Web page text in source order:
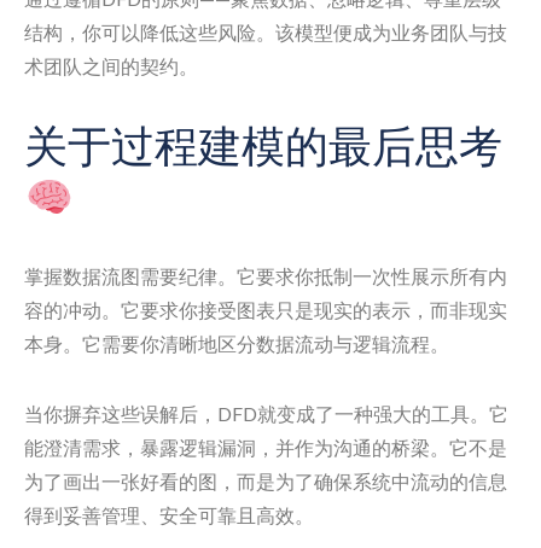
结构，你可以降低这些风险。该模型便成为业务团队与技
术团队之间的契约。
关于过程建模的最后思考
掌握数据流图需要纪律。它要求你抵制一次性展示所有内
容的冲动。它要求你接受图表只是现实的表示，而非现实
本身。它需要你清晰地区分数据流动与逻辑流程。
当你摒弃这些误解后，DFD就变成了一种强大的工具。它
能澄清需求，暴露逻辑漏洞，并作为沟通的桥梁。它不是
为了画出一张好看的图，而是为了确保系统中流动的信息
得到妥善管理、安全可靠且高效。